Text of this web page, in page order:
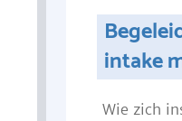
intake
Wie zich